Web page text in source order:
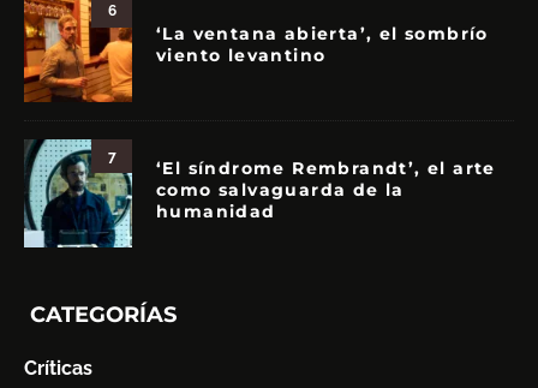
6
‘La ventana abierta’, el sombrío
viento levantino
7
‘El síndrome Rembrandt’, el arte
como salvaguarda de la
humanidad
CATEGORÍAS
Críticas